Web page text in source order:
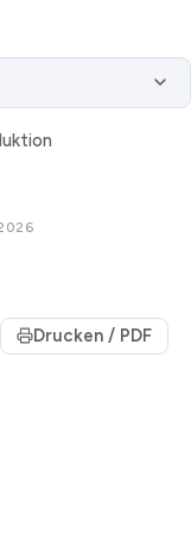
Drucken / PDF